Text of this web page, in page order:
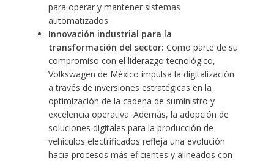
para operar y mantener sistemas
automatizados.
Innovación industrial para la
transformación del sector: Como parte de su
compromiso con el liderazgo tecnológico,
Volkswagen de México impulsa la digitalización
a través de inversiones estratégicas en la
optimización de la cadena de suministro y
excelencia operativa. Además, la adopción de
soluciones digitales para la producción de
vehículos electrificados refleja una evolución
hacia procesos más eficientes y alineados con